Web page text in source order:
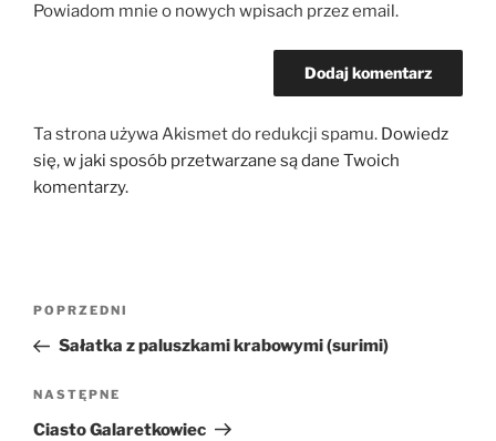
Powiadom mnie o nowych wpisach przez email.
Ta strona używa Akismet do redukcji spamu. Dowiedz
się, w jaki sposób przetwarzane są dane Twoich
komentarzy.
Nawigacja
Poprzedni
wpis
POPRZEDNI
Sałatka z paluszkami krabowymi (surimi)
Następny
wpis
NASTĘPNE
Ciasto Galaretkowiec